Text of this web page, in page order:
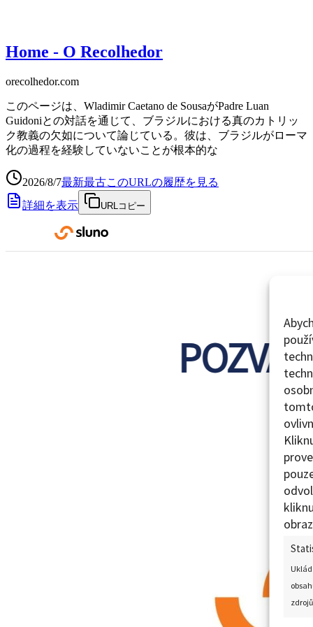
Home - O Recolhedor
orecolhedor.com
このページは、Wladimir Caetano de SousaがPadre Luan
Guidoniとの対話を通じて、ブラジルにおける真のカトリッ
ク教義の欠如について論じている。彼は、ブラジルがローマ
化の過程を経験していないことが根本的な
2026/8/7最新最古このURLの履歴を見る
詳細を表示
URLコピー